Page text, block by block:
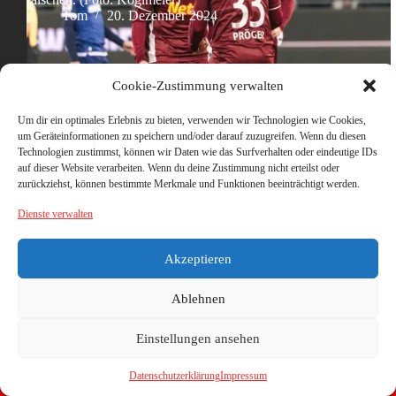
Cookie-Zustimmung verwalten
Um dir ein optimales Erlebnis zu bieten, verwenden wir Technologien wie Cookies,
um Geräteinformationen zu speichern und/oder darauf zuzugreifen. Wenn du diesen
Technologien zustimmst, können wir Daten wie das Surfverhalten oder eindeutige IDs
auf dieser Website verarbeiten. Wenn du deine Zustimmung nicht erteilst oder
zurückziehst, können bestimmte Merkmale und Funktionen beeinträchtigt werden.
Dienste verwalten
Akzeptieren
Ablehnen
Einstellungen ansehen
DatenschutzerklärungImpressum
Tom
20. Dezember 2024